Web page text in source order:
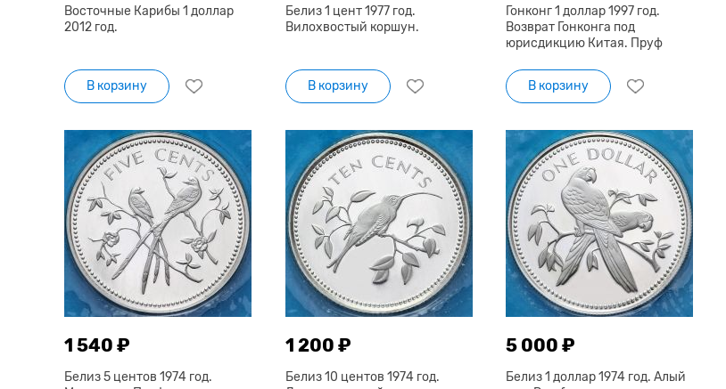
Восточные Карибы 1 доллар
2012 год.
В корзину
Белиз 1 цент 1977 год.
Вилохвостый коршун.
В корзину
Гонконг 1 доллар 1997 год.
Возврат Гонконга под
юрисдикцию Китая. Пруф
В корзину
1 540 ₽
Белиз 5 центов 1974 год.
1 200 ₽
Белиз 10 центов 1974 год.
5 000 ₽
Белиз 1 доллар 1974 год. Алый